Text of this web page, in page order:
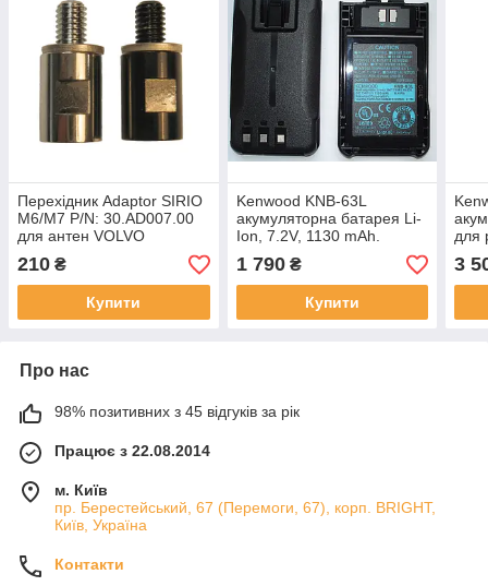
Перехідник Adaptor SIRIO
M6/M7 P/N: 30.AD007.00
для антен VOLVO
210 ₴
Купити
Kenwood KNB-63L
акумуляторна батарея Li-
Ion, 7.2V, 1130 mAh.
1 790₴
Купити
для
Li-
3
Про нас
98% позитивних з 45 відгуків за рік
Працює з 22.08.2014
м. Київ
пр. Берестейський, 67 (Перемоги, 67), корп. ВRIGHT,
Київ, Україна
Контакти